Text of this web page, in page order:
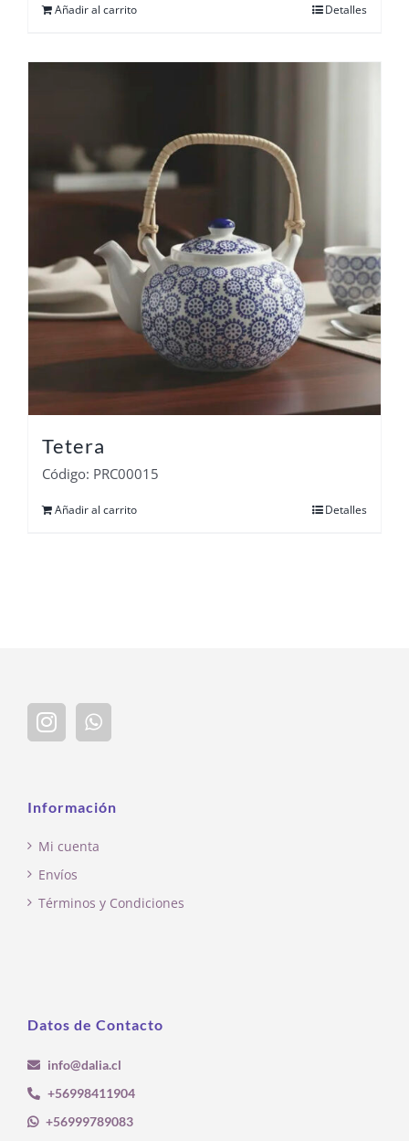
Añadir al carrito Detalles
Tetera
Código: PRC00015
Añadir al carrito Detalles
Información
Mi cuenta
Envíos
Términos y Condiciones
Datos de Contacto
info@dalia.cl
+56998411904
+56999789083